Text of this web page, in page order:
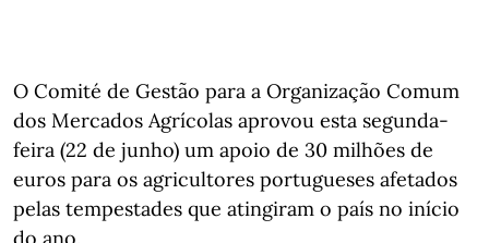
O Comité de Gestão para a Organização Comum
dos Mercados Agrícolas aprovou esta segunda-
feira (22 de junho) um apoio de 30 milhões de
euros para os agricultores portugueses afetados
pelas tempestades que atingiram o país no início
do ano.